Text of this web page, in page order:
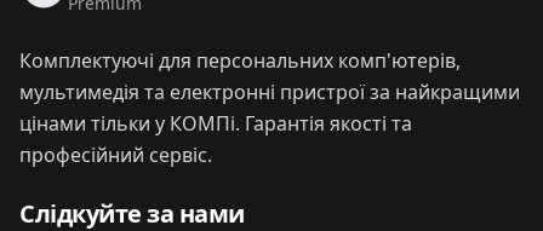
Комплектуючі для персональних комп'ютерів,
мультимедія та електронні пристрої за найкращими
цінами тільки у КОМПі. Гарантія якості та
професійний сервіс.
Слідкуйте за нами